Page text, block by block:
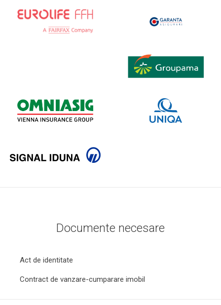
Documente necesare
Act de identitate
Contract de vanzare-cumparare imobil